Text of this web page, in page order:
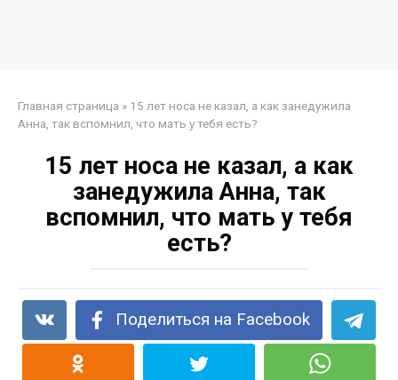
Главная страница » 15 лет носа не казал, а как занедужила
Анна, так вспомнил, что мать у тебя есть?
15 лет носа не казал, а как
занедужила Анна, так
вспомнил, что мать у тебя
есть?
Поделиться на Facebook